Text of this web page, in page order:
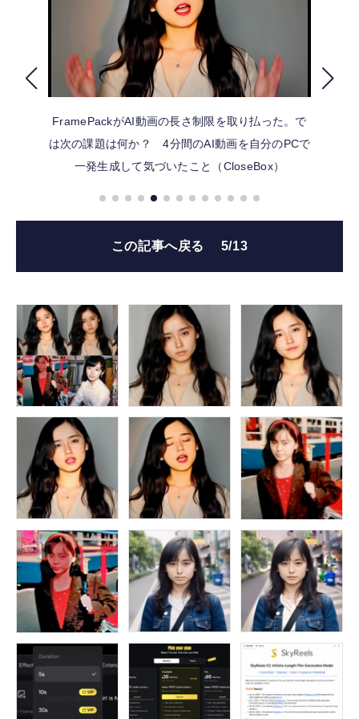
FOLLOW US
FramePackがAI動画の長さ制限を取り払った。で
は次の課題は何か？ 4分間のAI動画を自分のPCで
一発生成して気づいたこと（CloseBox）
この記事へ戻る 5/13